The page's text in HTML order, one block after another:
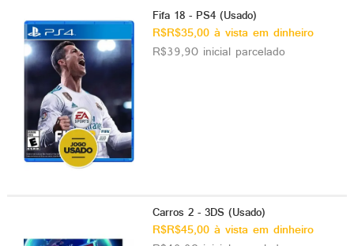
Fifa 18 - PS4 (Usado)
R$R$35,00 à vista em dinheiro
R$39,90 inicial parcelado
Carros 2 - 3DS (Usado)
R$R$45,00 à vista em dinheiro